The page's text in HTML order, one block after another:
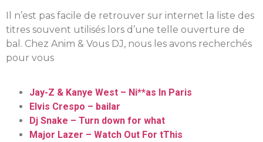
Il n’est pas facile de retrouver sur internet la liste des
titres souvent utilisés lors d’une telle ouverture de
bal. Chez Anim & Vous DJ, nous les avons recherchés
pour vous
Jay-Z & Kanye West – Ni**as In Paris
Elvis Crespo – bailar
Dj Snake – Turn down for what
Major Lazer – Watch Out For tThis